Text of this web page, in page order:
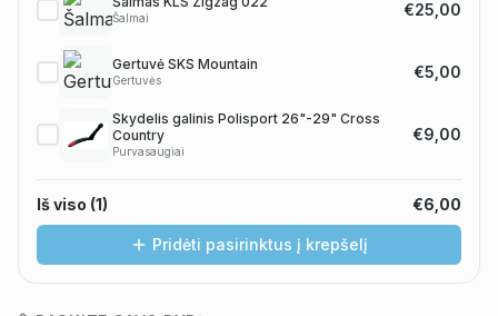
Šalmai €25,00
Gertuvė SKS Mountain
Gertuvės €5,00
Skydelis galinis Polisport 26"-29" Cross
Country
Purvasaugiai
€9,00
Iš viso (1) €6,00
Pridėti pasirinktus į krepšelį